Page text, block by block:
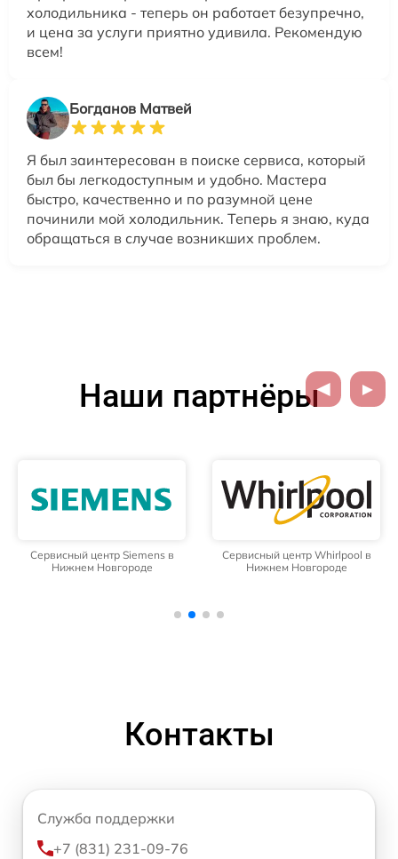
холодильника - теперь он работает безупречно,
и цена за услуги приятно удивила. Рекомендую
всем!
Богданов Матвей
Я был заинтересован в поиске сервиса, который
был бы легкодоступным и удобно. Мастера
быстро, качественно и по разумной цене
починили мой холодильник. Теперь я знаю, куда
обращаться в случае возникших проблем.
Наши партнёры
Сервисный центр Siemens в
Нижнем Новгороде
Сервисный центр Whirlpool в
Нижнем Новгороде
Контакты
Служба поддержки
+7 (831) 231-09-76